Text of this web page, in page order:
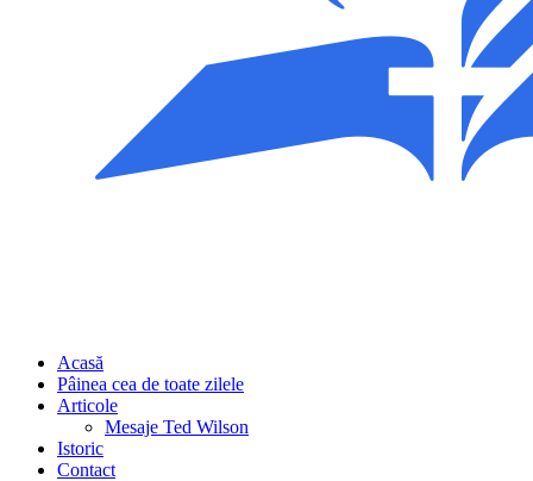
Acasă
Pâinea cea de toate zilele
Articole
Mesaje Ted Wilson
Istoric
Contact